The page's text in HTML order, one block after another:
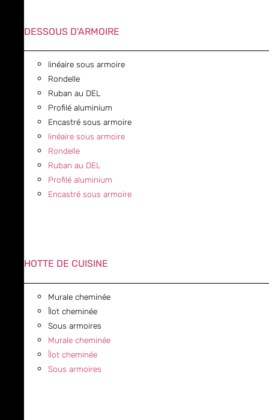
DESSOUS D'ARMOIRE
linéaire sous armoire
Rondelle
Ruban au DEL
Profilé aluminium
Encastré sous armoire
linéaire sous armoire
Rondelle
Ruban au DEL
Profilé aluminium
Encastré sous armoire
HOTTE DE CUISINE
Murale cheminée
Îlot cheminée
Sous armoires
Murale cheminée
Îlot cheminée
Sous armoires